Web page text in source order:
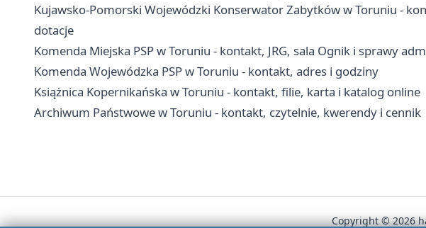
Kujawsko-Pomorski Wojewódzki Konserwator Zabytków w Toruniu -
dotacje
Komenda Miejska PSP w Toruniu - kontakt, JRG, sala Ognik i sprawy
Komenda Wojewódzka PSP w Toruniu - kontakt, adres i godziny
Książnica Kopernikańska w Toruniu - kontakt, filie, karta i katalog online
Archiwum Państwowe w Toruniu - kontakt, czytelnie, kwerendy i cennik
Copyright © 2026